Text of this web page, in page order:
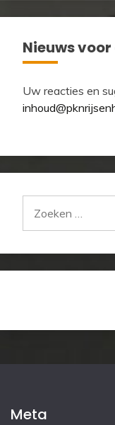
Nieuws
Uw reacties en
naar:
Meta